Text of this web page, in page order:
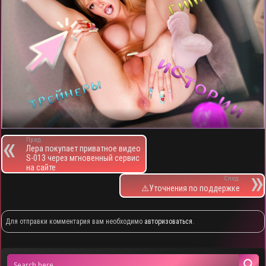
Пред.
Лера покупает приватное видео
S-013 через мгновенный сервис
на сайте
След.
⚠️Уточнения по поддержке
Для отправки комментария вам необходимо авторизоваться.